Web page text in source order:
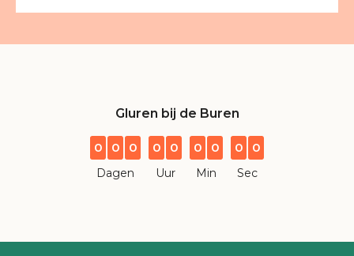
Gluren bij de Buren
0 0 0
Dagen
0 0
Uur
0 0
Min
0 0
Sec